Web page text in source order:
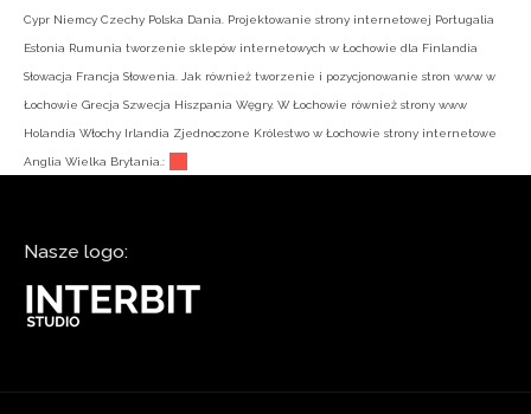
Cypr Niemcy Czechy Polska Dania. Projektowanie strony internetowej Portugalia
Estonia Rumunia tworzenie sklepów internetowych w Łochowie dla Finlandia
Słowacja Francja Słowenia. Jak również tworzenie i pozycjonowanie stron www w
Łochowie Grecja Szwecja Hiszpania Węgry. W Łochowie również strony www
Holandia Włochy Irlandia Zjednoczone Królestwo w Łochowie strony internetowe
Anglia Wielka Brytania.:
Nasze logo: